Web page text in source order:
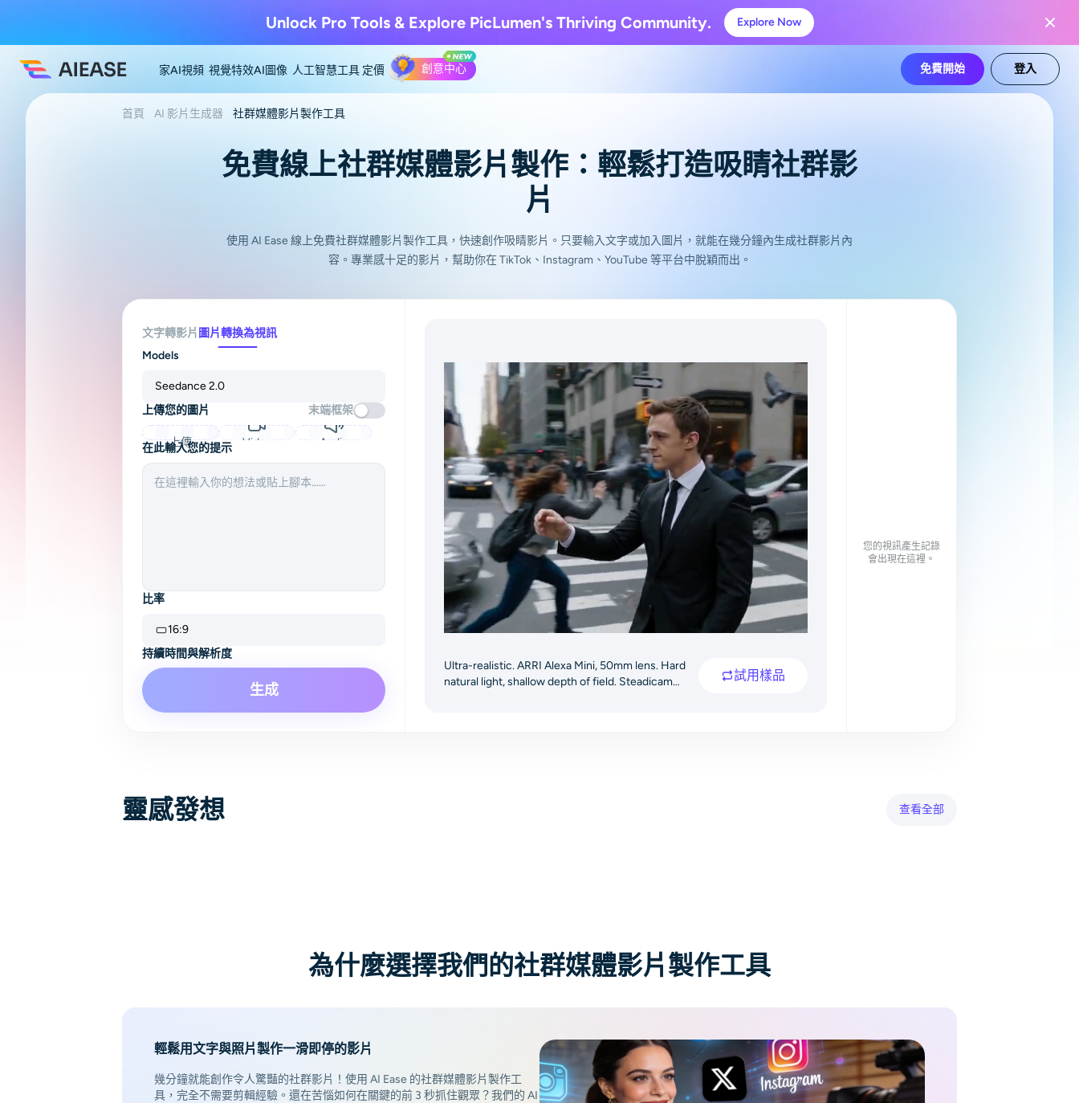
Unlock Pro Tools & ExplorePicLumen's Thriving Community. Explore Now
家AI視頻 視覺特效AI圖像 人工智慧工具 定價 創意中心 免費開始 登入
首頁 AI 影片生成器 社群媒體影片製作工具
免費線上社群媒體影片製作：輕鬆打造吸睛社群影
片
使用 AI Ease 線上免費社群媒體影片製作工具，快速創作吸睛影片。只要輸入文字或加入圖片，就能在幾分鐘內生成社群影片內
容。專業感十足的影片，幫助你在 TikTok、Instagram、YouTube 等平台中脫穎而出。
文字轉影片 圖片轉換為視訊
Models
Seedance 2.0
上傳您的圖片
末端框架
上傳 Video Audio
在此輸入您的提示
比率
16:9
持續時間與解析度
Audio
生成
Ultra-realistic. ARRI Alexa Mini, 50mm lens. Hard
natural light, shallow depth of field. Steadicam
試用樣品
您的視訊產生記錄
會出現在這裡。
靈感發想 查看全部
為什麼選擇我們的社群媒體影片製作工具
輕鬆用文字與照片製作一滑即停的影片
幾分鐘就能創作令人驚豔的社群影片！使用 AI Ease 的社群媒體影片製作工
具，完全不需要剪輯經驗。還在苦惱如何在關鍵的前 3 秒抓住觀眾？我們的 AI